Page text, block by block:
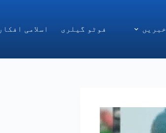
خبریں فوٹو گیلری اسلامی افکار